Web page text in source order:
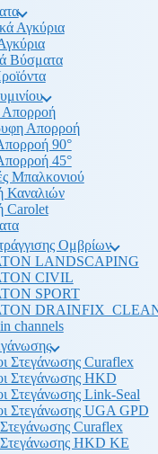
Αγκύρια
Βύσματα
Απορροή
Απορροή
90°
45°
Μπαλκονιού
Καναλιών
Carolet
Ομβρίων
LANDSCAPING
CIVIL
SPORT
channels
Στεγάνωσης Curaflex
Στεγάνωσης HKD
Στεγάνωσης Link-Seal
Στεγάνωσης UGA GPD
Curaflex
Στεγάνωσης HKD KE